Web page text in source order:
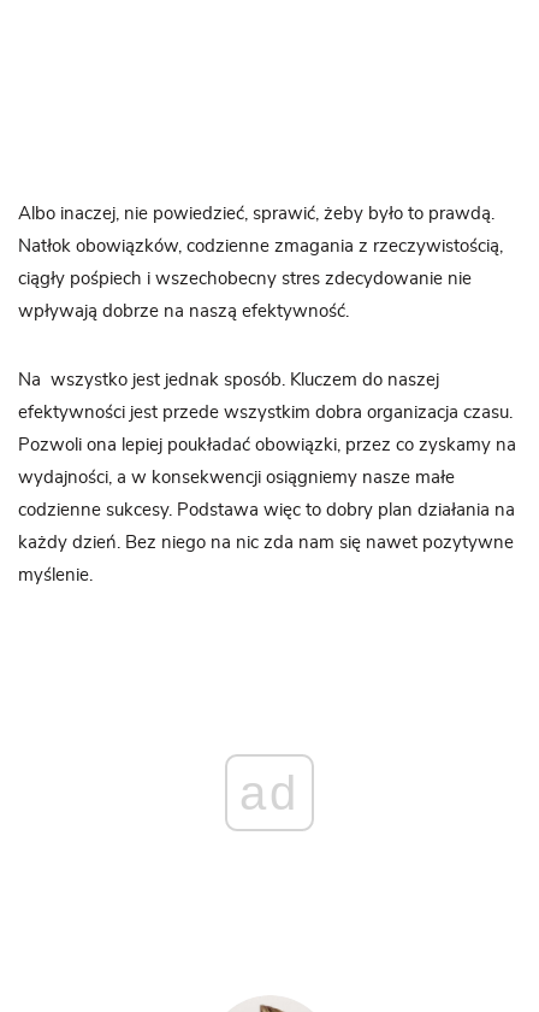
Albo inaczej, nie powiedzieć, sprawić, żeby było to prawdą.
Natłok obowiązków, codzienne zmagania z rzeczywistością,
ciągły pośpiech i wszechobecny stres zdecydowanie nie
wpływają dobrze na naszą efektywność.
Na wszystko jest jednak sposób. Kluczem do naszej
efektywności jest przede wszystkim dobra organizacja czasu.
Pozwoli ona lepiej poukładać obowiązki, przez co zyskamy na
wydajności, a w konsekwencji osiągniemy nasze małe
codzienne sukcesy. Podstawa więc to dobry plan działania na
każdy dzień. Bez niego na nic zda nam się nawet pozytywne
myślenie.
ad